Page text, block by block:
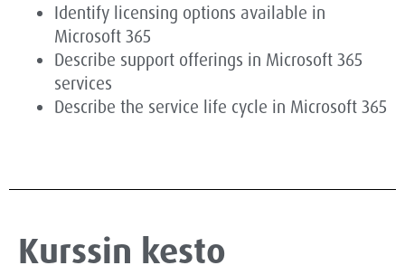
Identify licensing options available in
Microsoft 365
Describe support offerings in Microsoft 365
services
Describe the service life cycle in Microsoft 365
Kurssin kesto